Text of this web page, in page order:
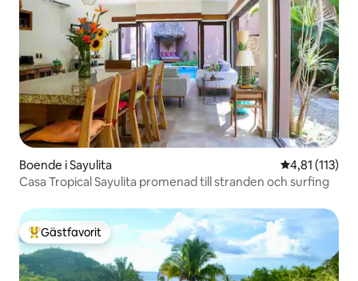
Boende i Sayulita 4,81 av 5 i
4,81 (113)
Casa Tropical Sayulita promenad till stranden och surfing
Populär gästfavorit
Gästfavorit